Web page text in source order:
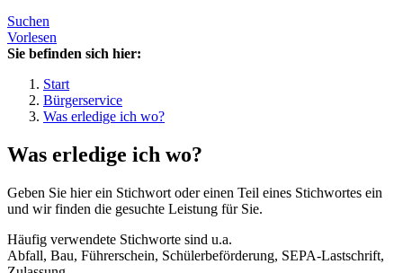
Suchen
Vorlesen
Sie befinden sich hier:
Start
Bürgerservice
Was erledige ich wo?
Was erledige ich wo?
Geben Sie hier ein Stichwort oder einen Teil eines Stichwortes ein
und wir finden die gesuchte Leistung für Sie.
Häufig verwendete Stichworte sind u.a.
Abfall, Bau, Führerschein, Schülerbeförderung, SEPA-Lastschrift,